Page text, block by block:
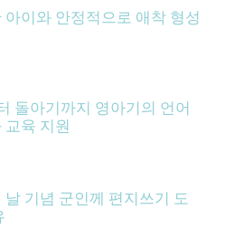
아이와 안정적으로 애착 형성
돌아기까지 영아기의 언어
교육 지원
날 기념 군인께 편지쓰기 도